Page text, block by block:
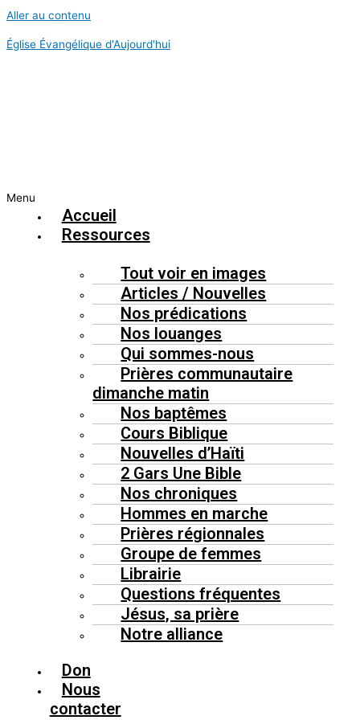
Aller au contenu
Église Évangélique d'Aujourd'hui
Menu
Accueil
Ressources
Tout voir en images
Articles / Nouvelles
Nos prédications
Nos louanges
Qui sommes-nous
Prières communautaire
dimanche matin
Nos baptêmes
Cours Biblique
Nouvelles d’Haïti
2 Gars Une Bible
Nos chroniques
Hommes en marche
Prières régionnales
Groupe de femmes
Librairie
Questions fréquentes
Jésus, sa prière
Notre alliance
Don
Nous
contacter